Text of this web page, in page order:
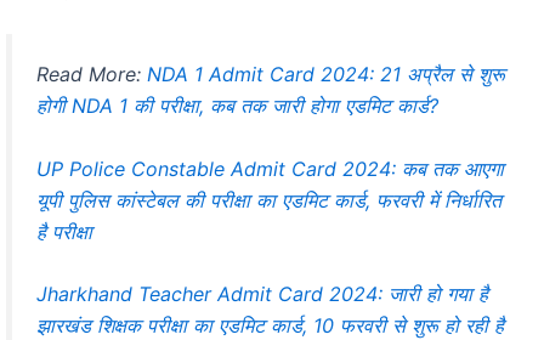
Read More: NDA 1 Admit Card 2024: 21 अप्रैल से शुरू
होगी NDA 1 की परीक्षा, कब तक जारी होगा एडमिट कार्ड?
UP Police Constable Admit Card 2024: कब तक आएगा
यूपी पुलिस कांस्टेबल की परीक्षा का एडमिट कार्ड, फरवरी में निर्धारित
है परीक्षा
Jharkhand Teacher Admit Card 2024: जारी हो गया है
झारखंड शिक्षक परीक्षा का एडमिट कार्ड, 10 फरवरी से शुरू हो रही है